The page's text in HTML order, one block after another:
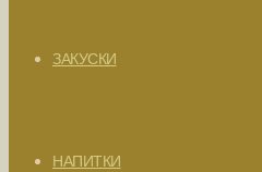
ЗАКУСКИ
НАПИТКИ